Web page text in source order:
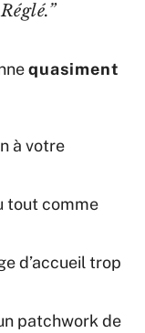
quasiment
à votre
tout comme
d’accueil trop
patchwork de